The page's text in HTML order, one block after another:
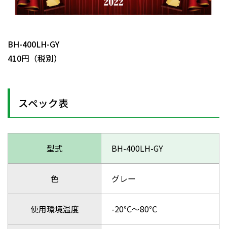
BH-400LH-GY
410円（税別）
スペック表
型式 BH-400LH-GY
色 グレー
使用環境温度 -20℃～80℃